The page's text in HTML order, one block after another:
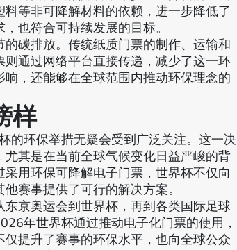
等非可降解材料的依赖，进一步降低了
也符合可持续发展的目标。
碳排放。传统纸质门票的制作、运输和
通过网络平台直接传递，减少了这一环
，还能够在全球范围内推动环保理念的
样
的环保举措无疑会受到广泛关注。这一决
其是在当前全球气候变化日益严峻的背
用环保可降解电子门票，世界杯不仅向
赛事提供了可行的解决方案。
京奥运会到世界杯，再到各类国际足球
年世界杯通过推动电子化门票的使用，
提升了赛事的环保水平，也向全球公众